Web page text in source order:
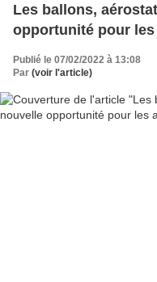
Les ballons,
opportunité pour les
Publié le 07/02/2022 à 13:08
Par (voir l'article)